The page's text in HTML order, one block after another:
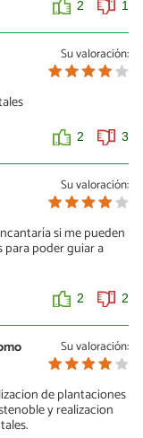
2 1
Su valoración:
2 3
Su valoración:
si me pueden
para poder guiar a
2 2
Su valoración:
de plantaciones
y realizacion